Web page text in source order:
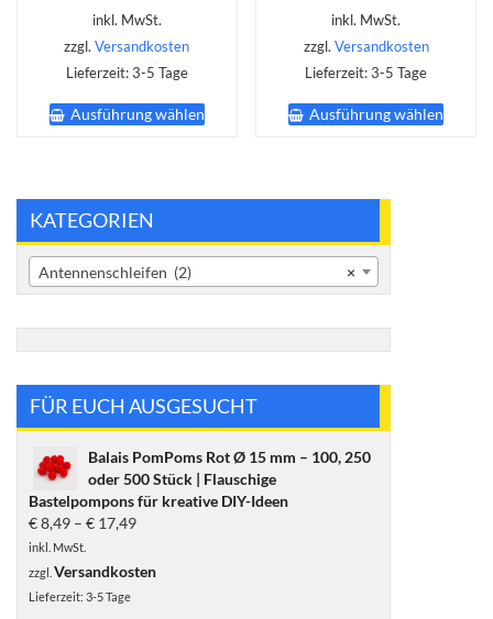
inkl. MwSt.
zzgl.Versandkosten
Lieferzeit: 3-5 Tage
Ausführung wählenProdukt
Optionen
auf
werden
inkl. MwSt.
zzgl. Versandkosten
Lieferzeit:3-5 Tage
Ausführung wählen
KATEGORIEN
×
Antennenschleifen (2)
FÜR EUCH AUSGESUCHT
Balais PomPoms Rot Ø 15 mm – 100, 250
oder 500 Stück | Flauschige
Bastelpompons für kreative DIY-Ideen
€8,49 – € 17,49
inkl. MwSt.
zzgl. Versandkosten
Lieferzeit: 3-5 Tage